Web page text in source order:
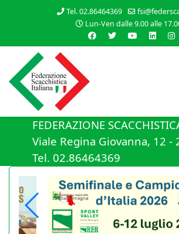
Tel. 02.86464369
Lun-Ven dalle 9.00 alle
FEDERAZIONE
Viale Regina Giovanna, 12 -
Tel. 02.86464369